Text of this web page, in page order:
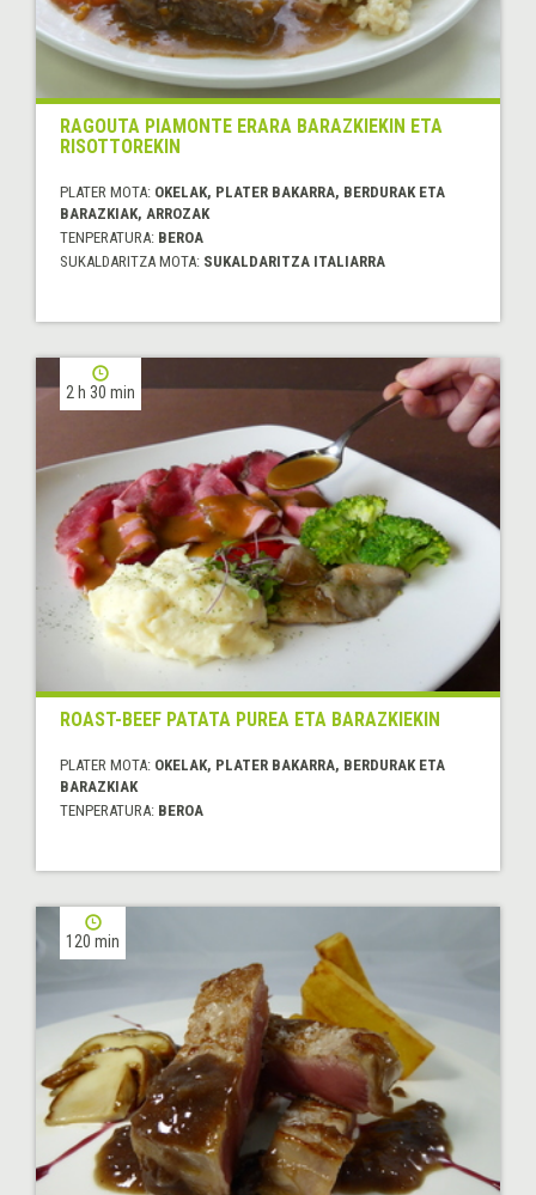
RAGOUTA PIAMONTE ERARA BARAZKIEKIN ETA
RISOTTOREKIN
PLATER MOTA: OKELAK, PLATER BAKARRA, BERDURAK ETA
BARAZKIAK, ARROZAK
TENPERATURA: BEROA
SUKALDARITZA MOTA: SUKALDARITZA ITALIARRA
2 h 30 min
ROAST-BEEF PATATA PUREA ETA BARAZKIEKIN
PLATER MOTA: OKELAK, PLATER BAKARRA, BERDURAK ETA
BARAZKIAK
TENPERATURA: BEROA
120 min